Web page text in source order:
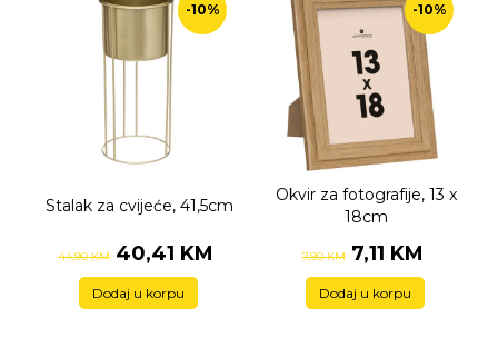
-10%
Stalak za cvijeće, 41,5cm
44,90 KM 40,41 KM
Dodaj u korpu
-10%
Okvir za fotografije, 13 x
18cm
7,90 KM 7,11 KM
Dodaj u korpu